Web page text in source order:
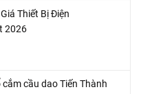
Thiết Bị Điện
2026
cầu dao Tiến Thành